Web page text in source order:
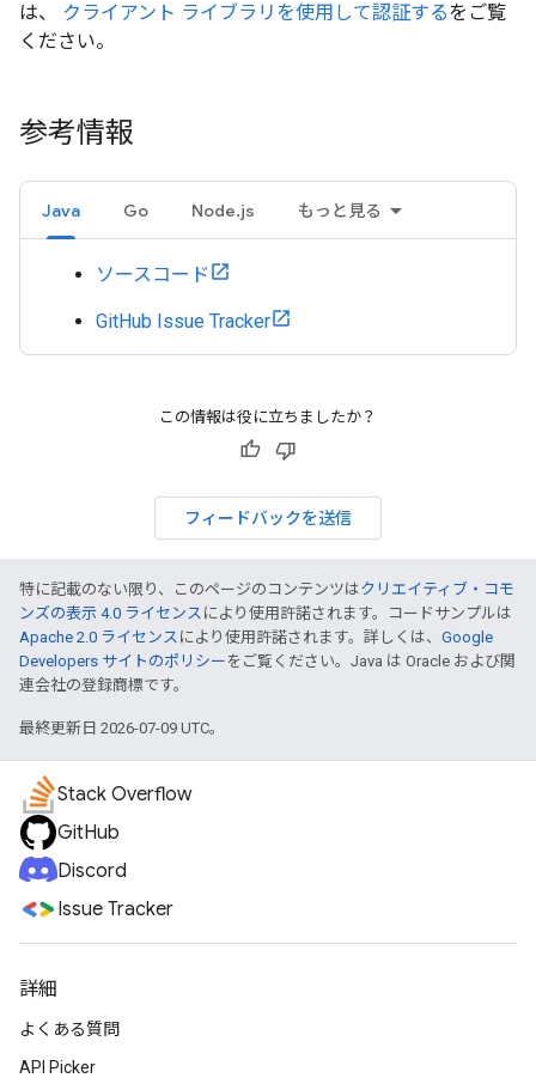
は、 クライアント ライブラリを使用して認証するをご覧
ください。
参考情報
Java Go Node.js もっと見る
ソースコード
GitHub Issue Tracker
この情報は役に立ちましたか？
フィードバックを送信
特に記載のない限り、このページのコンテンツはクリエイティブ・コモ
ンズの表示 4.0 ライセンス により使用許諾されます。コードサンプルは
Apache 2.0 ライセンス により使用許諾されます。詳しくは、 Google
Developers サイトのポリシー をご覧ください。Java は Oracle および関
連会社の登録商標です。
最終更新日 2026-07-09 UTC。
Stack Overflow
GitHub
Discord
Issue Tracker
詳細
よくある質問
API Picker